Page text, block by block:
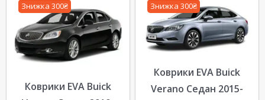
Знижка 300₴
Коврики EVA Buick
Знижка 300₴
Коврики EVA Buick
Verano Седан 2015-